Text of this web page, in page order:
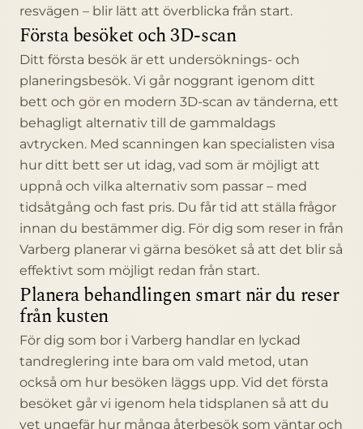
resvägen – blir lätt att överblicka från start.
Första besöket och 3D-scan
Ditt första besök är ett undersöknings- och
planeringsbesök. Vi går noggrant igenom ditt
bett och gör en modern 3D-scan av tänderna, ett
behagligt alternativ till de gammaldags
avtrycken. Med scanningen kan specialisten visa
hur ditt bett ser ut idag, vad som är möjligt att
uppnå och vilka alternativ som passar – med
tidsåtgång och fast pris. Du får tid att ställa frågor
innan du bestämmer dig. För dig som reser in från
Varberg planerar vi gärna besöket så att det blir så
effektivt som möjligt redan från start.
Planera behandlingen smart när du reser
från kusten
För dig som bor i Varberg handlar en lyckad
tandreglering inte bara om vald metod, utan
också om hur besöken läggs upp. Vid det första
besöket går vi igenom hela tidsplanen så att du
vet ungefär hur många återbesök som väntar och